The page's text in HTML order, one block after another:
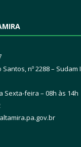
nº 2288 – Sudam I
Sexta-feira – 08h às 14h
gov.br